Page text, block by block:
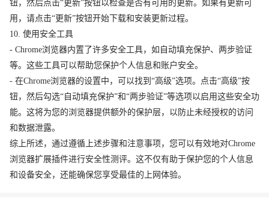
钮，然后点击“更新”按钮以检查是否有可用的更新。如果有更新可
用，请点击“更新”按钮开始下载和安装更新过程。
10. 使用安全工具
- Chrome浏览器内置了许多安全工具，如自动填充保护、两步验证
等。这些工具可以帮助您保护个人信息和账户安全。
- 在Chrome浏览器的设置中，可以找到“高级”选项。点击“高级”按
钮，然后勾选“自动填充保护”和“两步验证”等选项以启用这些安全功
能。这将为您的浏览器提供额外的保护层，以防止未经授权的访问
和数据泄露。
综上所述，通过遵循上述步骤和注意事项，您可以有效地对Chrome
浏览器扩展插件进行安全性测评。这不仅有助于保护您的个人信息
和设备安全，还能确保您享受最佳的上网体验。